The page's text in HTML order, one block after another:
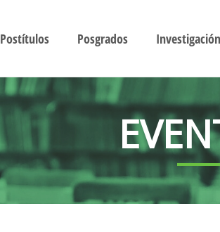
Postítulos Posgrados Investigación